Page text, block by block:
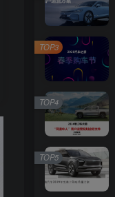
TOP3
TOP4
TOP5